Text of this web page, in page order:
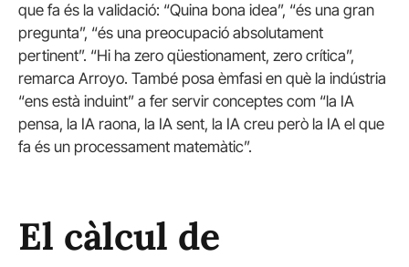
que fa és la validació: “Quina bona idea”, “és una gran
pregunta”, “és una preocupació absolutament
pertinent”. “Hi ha zero qüestionament, zero crítica”,
remarca Arroyo. També posa èmfasi en què la indústria
“ens està induint” a fer servir conceptes com “la IA
pensa, la IA raona, la IA sent, la IA creu però la IA el que
fa és un processament matemàtic”.
El càlcul de